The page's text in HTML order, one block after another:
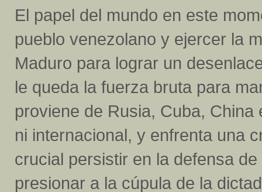
El papel del mundo en este
pueblo venezolano y ejercer la
Maduro para lograr un
le queda la fuerza bruta para
proviene de Rusia, Cuba,
ni internacional, y enfrenta una
crucial persistir en la defensa
presionar a la cúpula de la